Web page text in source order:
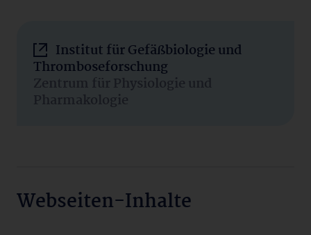
Institut für Gefäßbiologie und
Thromboseforschung
Zentrum für Physiologie und
Pharmakologie
Webseiten-Inhalte